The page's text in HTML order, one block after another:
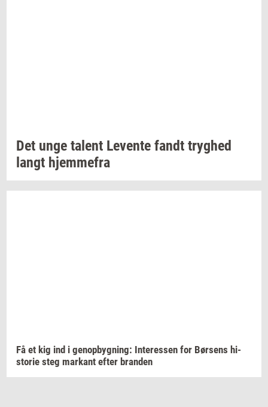
Det unge ta­lent Le­ven­te fandt tryg­hed
langt hjem­me­fra
Få et kig ind i genop­byg­ning: In­ter­es­sen for Bør­sens hi­
sto­rie steg mar­kant efter bran­den